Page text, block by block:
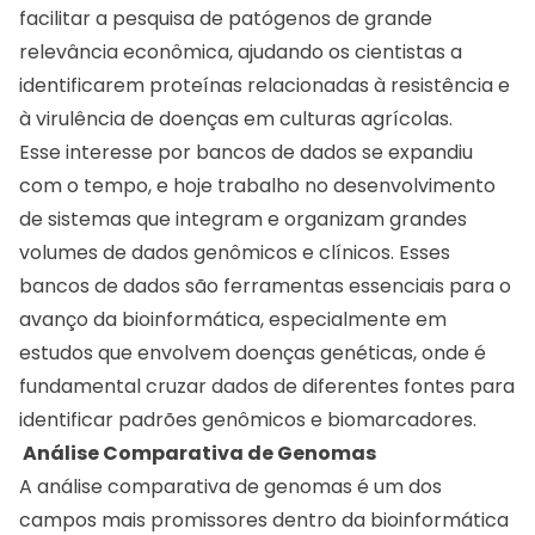
facilitar a pesquisa de patógenos de grande
relevância econômica, ajudando os cientistas a
identificarem proteínas relacionadas à resistência e
à virulência de doenças em culturas agrícolas.
Esse interesse por bancos de dados se expandiu
com o tempo, e hoje trabalho no desenvolvimento
de sistemas que integram e organizam grandes
volumes de dados genômicos e clínicos. Esses
bancos de dados são ferramentas essenciais para o
avanço da bioinformática, especialmente em
estudos que envolvem doenças genéticas, onde é
fundamental cruzar dados de diferentes fontes para
identificar padrões genômicos e biomarcadores.
Análise Comparativa de Genomas
A análise comparativa de genomas é um dos
campos mais promissores dentro da bioinformática